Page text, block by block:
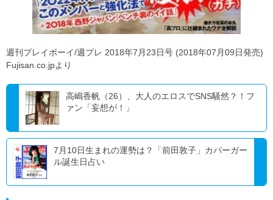
週刊プレイボーイ/週プレ 2018年7月23日号 (2018年07月09日発売)
Fujisan.co.jpより
高嶋香帆（26）、大人のエロスでSNS騒然？！フ
ァン「妄想が！」
7月10日生まれの運勢は？「前田敦子」カバーガー
ル誕生日占い